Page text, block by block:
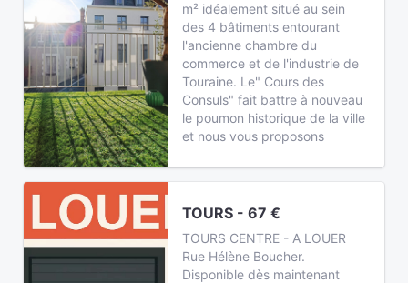
m² idéalement situé au sein
des 4 bâtiments entourant
l'ancienne chambre du
commerce et de l'industrie de
Touraine. Le" Cours des
Consuls" fait battre à nouveau
le poumon historique de la ville
et nous vous proposons
TOURS - 67 €
TOURS CENTRE - A LOUER
Rue Hélène Boucher.
Disponible dès maintenant